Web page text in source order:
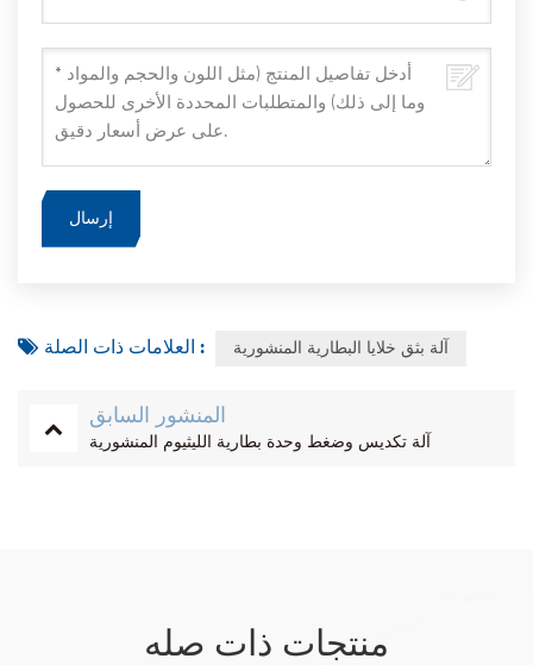
العلامات ذات الصلة : آلة بثق خلايا البطارية المنشورية
المنشور السابق
آلة تكديس وضغط وحدة بطارية الليثيوم المنشورية
منتجات ذات صله